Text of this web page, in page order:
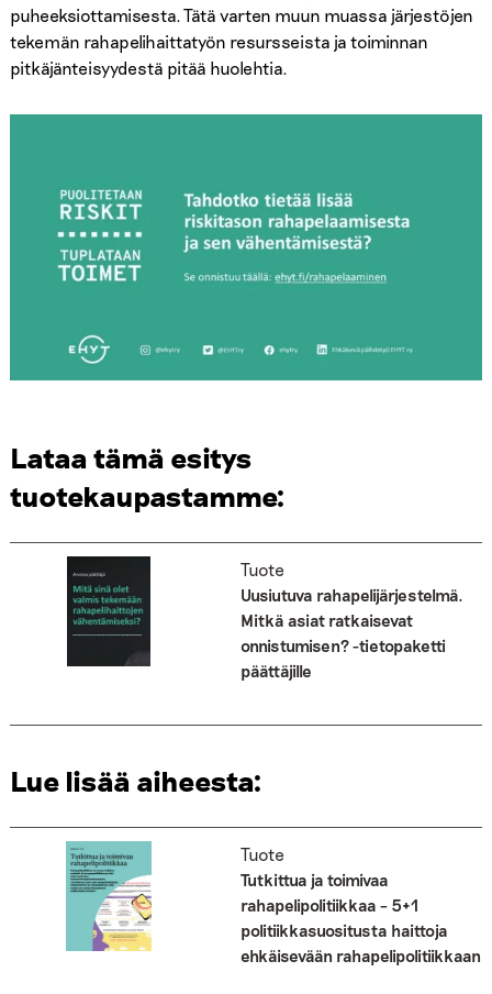
puheeksiottamisesta. Tätä varten muun muassa järjestöjen
tekemän rahapelihaittatyön resursseista ja toiminnan
pitkäjänteisyydestä pitää huolehtia.
Lataa tämä esitys
tuotekaupastamme:
Tuote
Uusiutuva rahapelijärjestelmä.
Mitkä asiat ratkaisevat
onnistumisen? -tietopaketti
päättäjille
Lue lisää aiheesta:
Tuote
Tutkittua ja toimivaa
rahapelipolitiikkaa – 5+1
politiikkasuositusta haittoja
ehkäisevään rahapelipolitiikkaan